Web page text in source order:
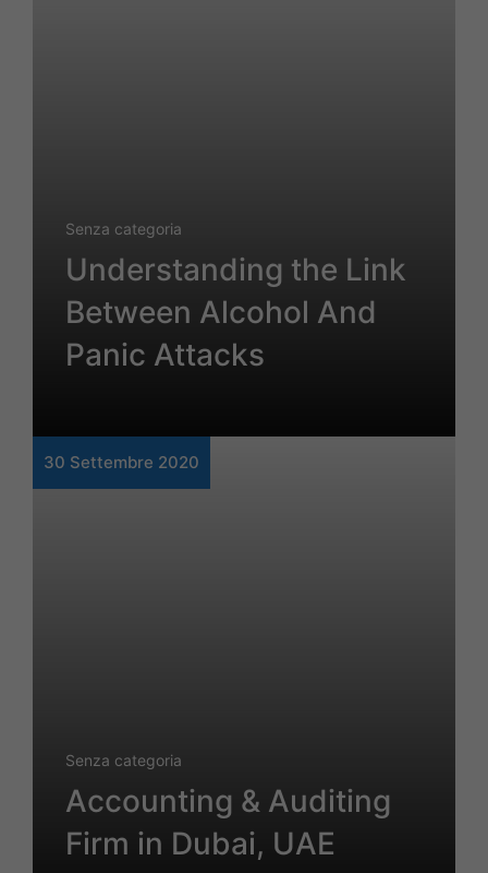
Senza categoria
Understanding the Link
Between Alcohol And
Panic Attacks
30 Settembre 2020
Senza categoria
Accounting & Auditing
Firm in Dubai, UAE